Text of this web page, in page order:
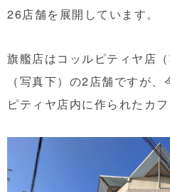
26店舗を展開しています。
旗艦店はコッルピティヤ店
（写真下）の2店舗ですが
ピティヤ店内に作られたカフ